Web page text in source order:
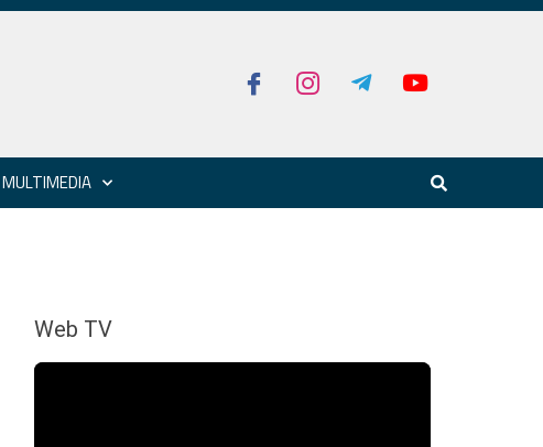
MULTIMEDIA
Web TV